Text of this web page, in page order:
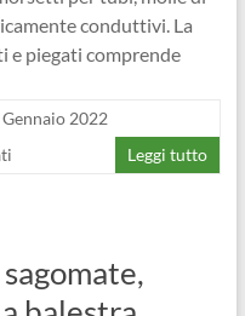
conduttivi. La
e piegati comprende
2022
Leggi tutto